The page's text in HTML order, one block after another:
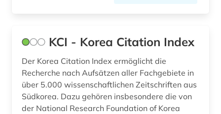
KCI - Korea Citation Index
Der Korea Citation Index ermöglicht die
Recherche nach Aufsätzen aller Fachgebiete in
über 5.000 wissenschaftlichen Zeitschriften aus
Südkorea. Dazu gehören insbesondere die von
der National Research Foundation of Korea